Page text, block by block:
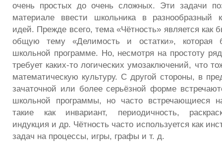
очень простых до очень сложных. Эти задачи
материале ввести школьника в разнообразный
идей. Прежде всего, тема «Чётность» является как
общую тему «Делимость и остатки», которая
школьной программе. Но, несмотря на простоту
требует каких-то логических умозаключений, что
математическую культуру. С другой стороны, в
зачаточной или более серьёзной форме
школьной программы, но часто встречающиеся
такие как инвариант, периодичность,
индукция и др. Чётность часто используется как
задач на процессы, игры, графы и т. д.